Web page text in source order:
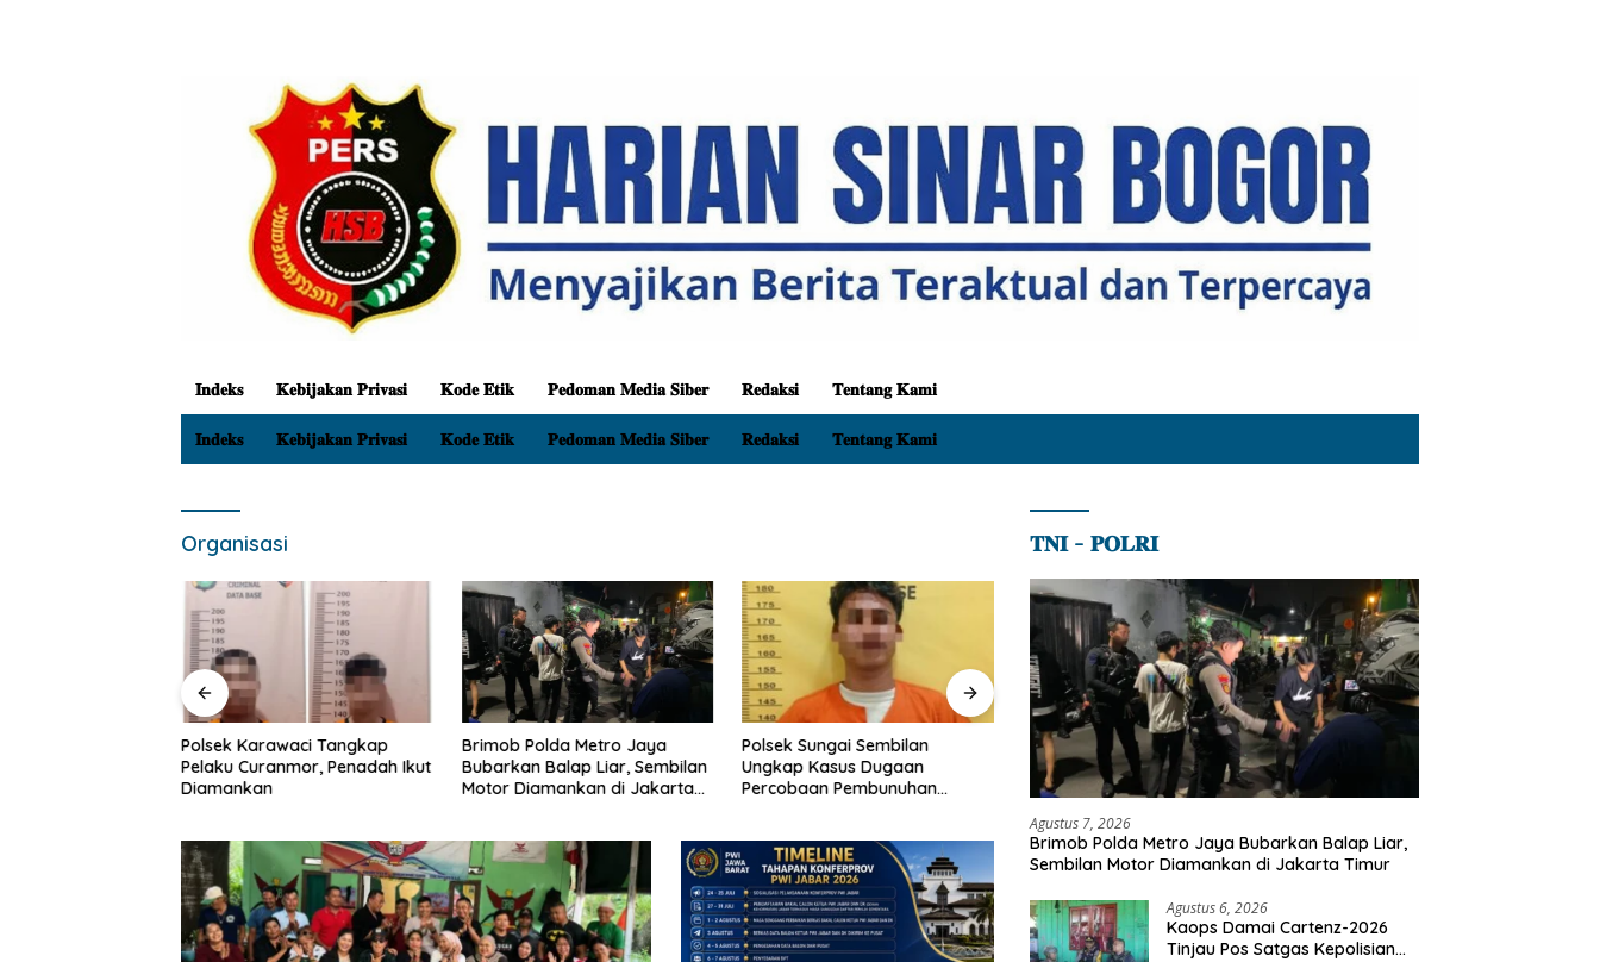
𝐈𝐧𝐝𝐞𝐤𝐬 𝐊𝐞𝐛𝐢𝐣𝐚𝐤𝐚𝐧 𝐏𝐫𝐢𝐯𝐚𝐬𝐢 𝐊𝐨𝐝𝐞 𝐄𝐭𝐢𝐤 𝐏𝐞𝐝𝐨𝐦𝐚𝐧 𝐌𝐞𝐝𝐢𝐚 𝐒𝐢𝐛𝐞𝐫 𝐑𝐞𝐝𝐚𝐤𝐬𝐢 𝐓𝐞𝐧𝐭𝐚𝐧𝐠 𝐊𝐚𝐦𝐢
𝐈𝐧𝐝𝐞𝐤𝐬 𝐊𝐞𝐛𝐢𝐣𝐚𝐤𝐚𝐧 𝐏𝐫𝐢𝐯𝐚𝐬𝐢 𝐊𝐨𝐝𝐞 𝐄𝐭𝐢𝐤 𝐏𝐞𝐝𝐨𝐦𝐚𝐧 𝐌𝐞𝐝𝐢𝐚 𝐒𝐢𝐛𝐞𝐫 𝐑𝐞𝐝𝐚𝐤𝐬𝐢 𝐓𝐞𝐧𝐭𝐚𝐧𝐠 𝐊𝐚𝐦𝐢
Organisasi
Polsek Karawaci Tangkap
Pelaku Curanmor, Penadah Ikut
Diamankan
Brimob Polda Metro Jaya
Bubarkan Balap Liar, Sembilan
Motor Diamankan di Jakarta
Polsek Sungai Sembilan
Ungkap Kasus Dugaan
Percobaan Pembunuhan
Polres Siak Ungkap Kasus
Kekerasan Terhadap Anak, 2
Tersangka Diamankan
12 H Jagung Jadi Tumpuan,
Polsek Kandis Bergerak Kawal
𝐓𝐍𝐈 – 𝐏𝐎𝐋𝐑𝐈
Agustus 7, 2026
Brimob Polda Metro Jaya Bubarkan Balap Liar,
Sembilan Motor Diamankan di Jakarta Timur
Agustus 6, 2026
Kaops Damai Cartenz-2026
Tinjau Pos Satgas Kepolisian